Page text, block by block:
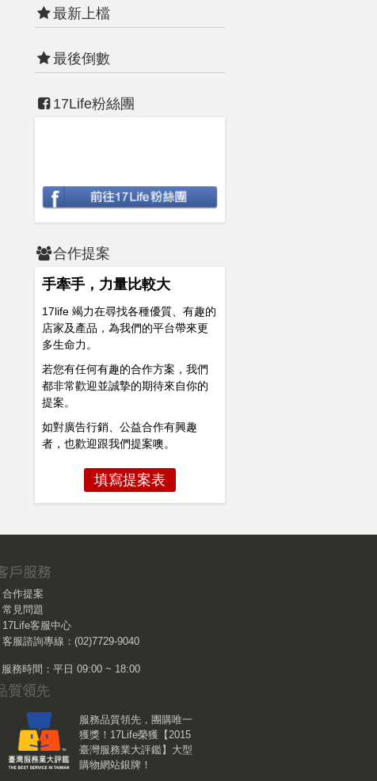
最新上檔
最後倒數
17Life粉絲團
合作提案
手牽手，力量比較大
17life 竭力在尋找各種優質、有趣的
店家及產品，為我們的平台帶來更
多生命力。
若您有任何有趣的合作方案，我們
都非常歡迎並誠摯的期待來自你的
提案。
如對廣告行銷、公益合作有興趣
者，也歡迎跟我們提案噢。
填寫提案表
合作提案
常見問題
17Life客服中心
客服諮詢專線：(02)7729-9040
服務時間：平日 09:00 ~ 18:00
服務品質領先，團購唯一
獲獎！17Life榮獲【2015
臺灣服務業大評鑑】大型
購物網站銀牌！